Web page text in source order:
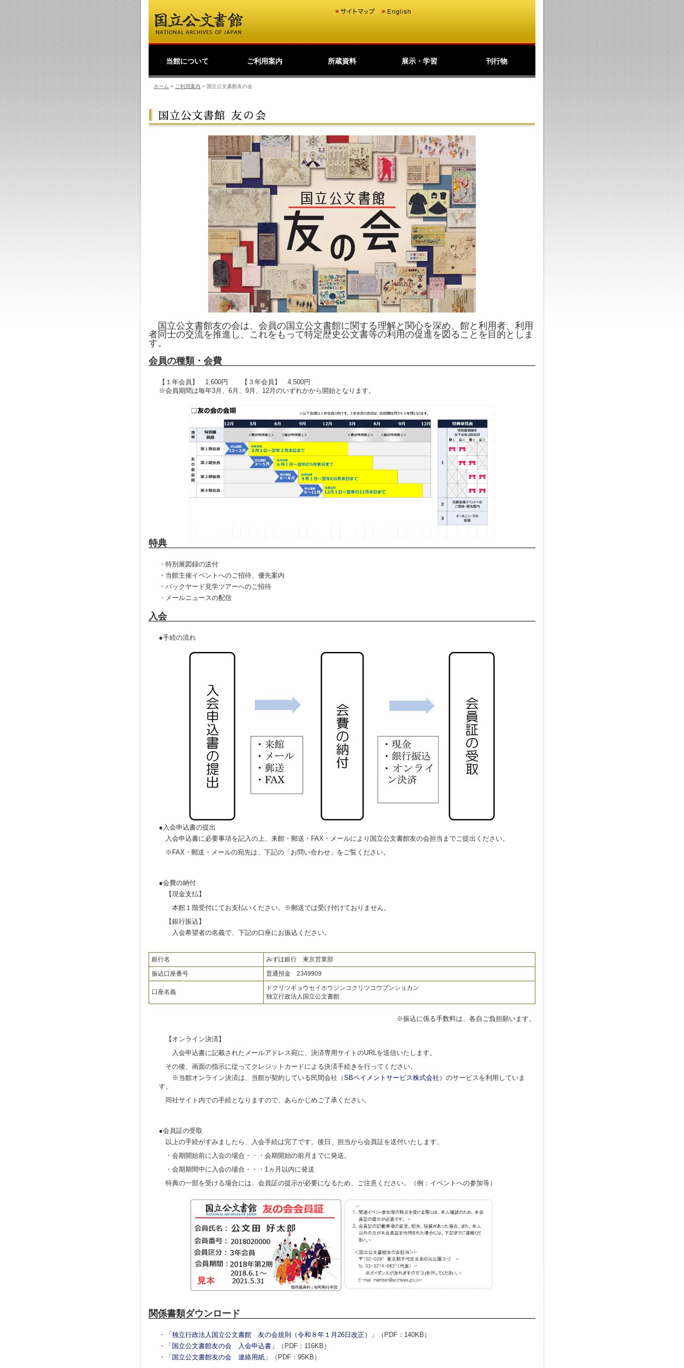
当館について
館長挨拶
事業理念
公文書館概要
業務・活動
過去の業務・活動
歴史公文書等の移管か
ら利用まで
館主催見学会
調査研究
研修・全国公文書館会
議
国際交流
アーキビストの認証
採用情報
国立公文書館紹介映像
ご寄附のお願い
アクセス
ご利用案内
開館情報
資料の探し方について
来館して利用する方へ
つくば分館等保存文書
利用請求する
原本の特別利用
来館せずに利用する方
へ
お問い合わせ・ご要望
よくあるご質問
ショップ
友の会
所蔵資料
デジタルアーカイブ
日本のあゆみ
展示・学習
展示会情報
東京本館常設展示室の
過去の展示会
全国の公文書館等展示
学習コンテンツ
刊行物
公文書館ニュース
アーカイブズ
北の丸
パンフレット(PDF)
ホーム > ご利用案内 > 国立公文書館友の会
国立公文書館友の会は、会員の国立公文書館に関する理解と関心を深め、館と利用者、利用
者同士の交流を推進し、これをもって特定歴史公文書等の利用の促進を図ることを目的としま
す。
会員の種類・会費
【１年会員】 1,600円 【３年会員】 4,500円
※会員期間は毎年3月、6月、9月、12月のいずれかから開始となります。
特典
・特別展図録の送付
・当館主催イベントへのご招待、優先案内
・バックヤード見学ツアーへのご招待
・メールニュースの配信
入会
●手続の流れ
●入会申込書の提出
入会申込書に必要事項を記入の上、来館・郵送・FAX・メールにより国立公文書館友の会担当までご提出ください。
※FAX・郵送・メールの宛先は、下記の「お問い合わせ」をご覧ください。
●会費の納付
【現金支払】
本館１階受付にてお支払いください。※郵送では受け付けておりません。
【銀行振込】
入会希望者の名義で、下記の口座にお振込ください。
銀行名
みずほ銀行 東京営業部
振込口座番号
普通預金 2349909
口座名義
ドクリツギョウセイホウジンコクリツコウブンショカン
独立行政法人国立公文書館
※振込に係る手数料は、各自ご負担願います。
【オンライン決済】
入会申込書に記載されたメールアドレス宛に、決済専用サイトのURLを送信いたします。
その後、画面の指示に従ってクレジットカードによる決済手続きを行ってください。
※当館オンライン決済は、当館が契約している民間会社（SBペイメントサービス株式会社 ）のサービスを利用していま
す。
同社サイト内での手続となりますので、あらかじめご了承ください。
●会員証の受取
以上の手続がすみましたら、入会手続は完了です。後日、担当から会員証を送付いたします。
・会期開始前に入会の場合・・・会期開始の前月までに発送。
・会期期間中に入会の場合・・・1ヵ月以内に発送
特典の一部を受ける場合には、会員証の提示が必要になるため、ご注意ください。（例：イベントへの参加等）
関係書類ダウンロード
・ 「独立行政法人国立公文書館 友の会規則（令和８年１月26日改正）」
（PDF：140KB）
・
「国立公文書館友の会 入会申込書」
（PDF：116KB）
・
「国立公文書館友の会 連絡用紙」 （PDF：95KB）